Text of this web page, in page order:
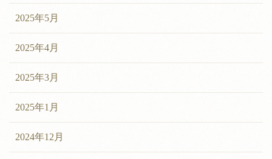
2025年5月
2025年4月
2025年3月
2025年1月
2024年12月